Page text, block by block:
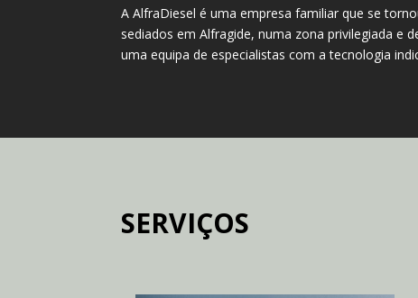
A AlfraDiesel é uma empresa familiar que se
sediados em Alfragide, numa zona privilegiada e
uma equipa de especialistas com a tecnologia
SERVIÇOS